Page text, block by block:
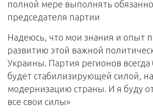
полной мере выполнять
председателя партии
Надеюсь, что мои знания и опыт
развитию этой важной
Украины. Партия регионов всегда
будет стабилизирующей силой,
модернизацию страны. И я буду
все свои силы»